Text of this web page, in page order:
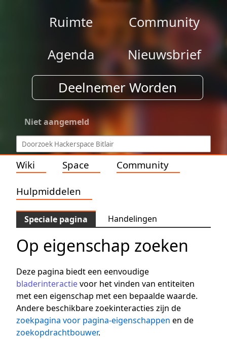
Ruimte
Community
Agenda
Nieuwsbrief
Deelnemer Worden
Niet aangemeld
Wiki Space Community
Hulpmiddelen
Speciale pagina Handelingen
Op eigenschap zoeken
Deze pagina biedt een eenvoudige
bladerinteractievoor het vinden van entiteiten
met een eigenschap met een bepaalde waarde.
Andere beschikbare zoekinteracties zijn de
zoekpagina voor pagina-eigenschappen en de
zoekopdrachtbouwer.